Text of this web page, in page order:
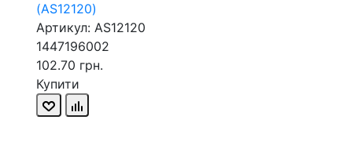
(AS12120)
Артикул: AS12120
1447196002
102.70 грн.
Купити